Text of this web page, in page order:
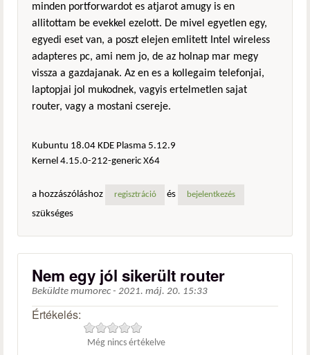
minden portforwardot es atjarot amugy is en
allitottam be evekkel ezelott. De mivel egyetlen egy,
egyedi eset van, a poszt elejen emlitett Intel wireless
adapteres pc, ami nem jo, de az holnap mar megy
vissza a gazdajanak. Az en es a kollegaim telefonjai,
laptopjai jol mukodnek, vagyis ertelmetlen sajat
router, vagy a mostani csereje.
Kubuntu 18.04 KDE Plasma 5.12.9
Kernel 4.15.0-212-generic X64
a hozzászóláshoz regisztráció és bejelentkezés
szükséges
Nem egy jól sikerült router
Beküldte mumorec - 2021. máj. 20. 15:33
Értékelés:
Még nincs értékelve